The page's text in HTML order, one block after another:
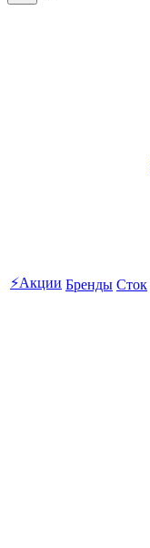
⚡Акции Бренды Сток